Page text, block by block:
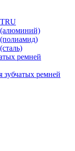
ремней
ремней